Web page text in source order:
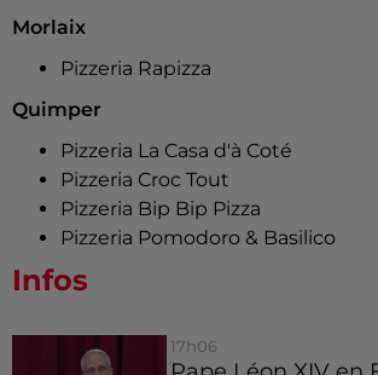
Morlaix
Pizzeria Rapizza
Quimper
Pizzeria La Casa d'à Coté
Pizzeria Croc Tout
Pizzeria Bip Bip Pizza
Pizzeria Pomodoro & Basilico
Infos
17h06